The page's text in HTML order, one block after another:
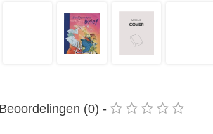
Beoordelingen (0) -